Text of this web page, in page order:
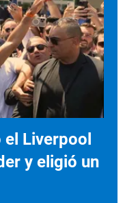
el Liverpool
y eligió un